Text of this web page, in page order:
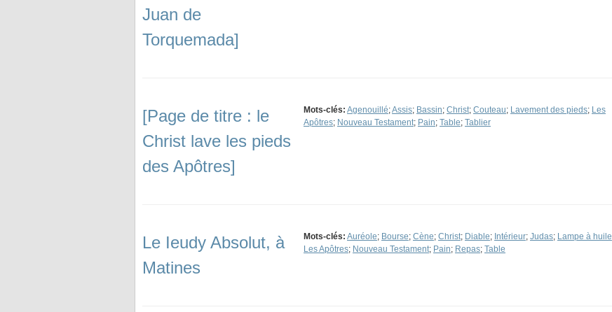
Juan de
Torquemada]
[Page de titre : le
Christ lave les pieds
des Apôtres]
Mots-clés: Agenouillé;Assis; Bassin; Christ; Couteau; Lavement des pieds; Les
Apôtres; Nouveau Testament; Pain; Table; Tablier
Le Ieudy Absolut, à
Matines
Mots-clés: Auréole; Bourse; Cène; Christ; Diable; Intérieur; Judas; Lampe à huile
Les Apôtres; Nouveau Testament; Pain; Repas; Table